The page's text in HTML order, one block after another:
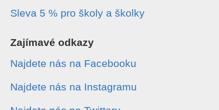
Sleva 5 % pro školy a školky
Zajímavé odkazy
Najdete nás na Facebooku
Najdete nás na Instagramu